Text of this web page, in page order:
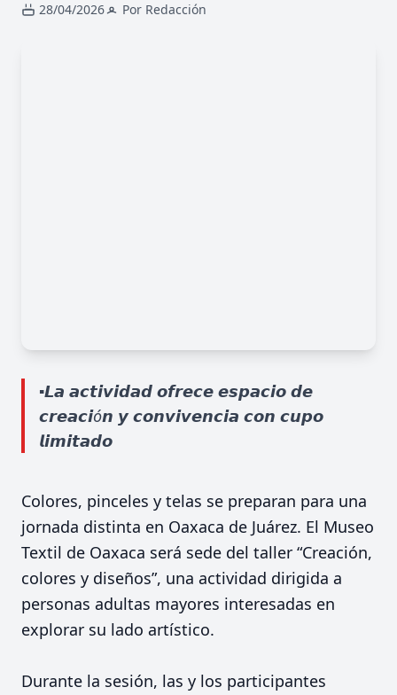
28/04/2026 Por Redacción
▪️𝙇𝙖 𝙖𝙘𝙩𝙞𝙫𝙞𝙙𝙖𝙙 𝙤𝙛𝙧𝙚𝙘𝙚 𝙚𝙨𝙥𝙖𝙘𝙞𝙤 𝙙𝙚
𝙘𝙧𝙚𝙖𝙘𝙞ó𝙣 𝙮 𝙘𝙤𝙣𝙫𝙞𝙫𝙚𝙣𝙘𝙞𝙖 𝙘𝙤𝙣 𝙘𝙪𝙥𝙤
𝙡𝙞𝙢𝙞𝙩𝙖𝙙𝙤
Colores, pinceles y telas se preparan para una
jornada distinta en Oaxaca de Juárez. El Museo
Textil de Oaxaca será sede del taller “Creación,
colores y diseños”, una actividad dirigida a
personas adultas mayores interesadas en
explorar su lado artístico.
Durante la sesión, las y los participantes